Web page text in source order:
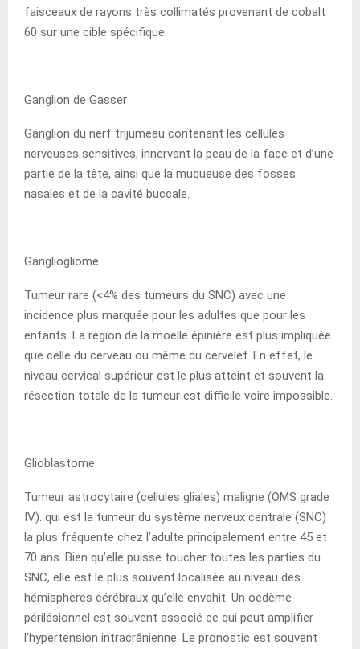
faisceaux de rayons très collimatés provenant de cobalt
60 sur une cible spécifique.
Ganglion de Gasser
Ganglion du nerf trijumeau contenant les cellules
nerveuses sensitives, innervant la peau de la face et d’une
partie de la tête, ainsi que la muqueuse des fosses
nasales et de la cavité buccale.
Gangliogliome
Tumeur rare (<4% des tumeurs du SNC) avec une
incidence plus marquée pour les adultes que pour les
enfants. La région de la moelle épinière est plus impliquée
que celle du cerveau ou même du cervelet. En effet, le
niveau cervical supérieur est le plus atteint et souvent la
résection totale de la tumeur est difficile voire impossible.
Glioblastome
Tumeur astrocytaire (cellules gliales) maligne (OMS grade
IV). qui est la tumeur du système nerveux centrale (SNC)
la plus fréquente chez l’adulte principalement entre 45 et
70 ans. Bien qu’elle puisse toucher toutes les parties du
SNC, elle est le plus souvent localisée au niveau des
hémisphères cérébraux qu’elle envahit. Un oedème
périlésionnel est souvent associé ce qui peut amplifier
l’hypertension intracrânienne. Le pronostic est souvent